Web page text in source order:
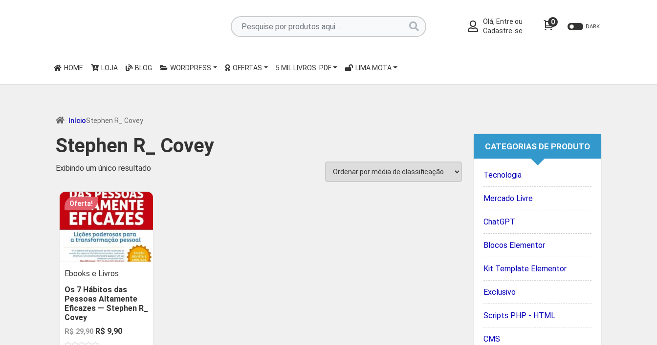
Pesquise
por
Olá, Entre ou
Cadastre-se
0
DARK
HOME LOJA BLOG WORDPRESS OFERTAS 5 MIL LIVROS .PDF LIMA MOTA
InícioStephen R_ Covey
Stephen R_ Covey
Exibindo um único resultado
Oferta!
Ebooks e Livros
Os 7 Hábitos das
Pessoas Altamente
Eficazes — Stephen R_
Covey
R$29,90 O
R$ 9,90O
CATEGORIAS DE PRODUTO
Tecnologia
Mercado Livre
ChatGPT
Blocos Elementor
Kit Template Elementor
Exclusivo
Scripts PHP - HTML
CMS